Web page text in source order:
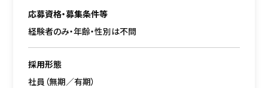
応募資格・募集条件等
経験者のみ・年齢・性別は不問
採用形態
社員（無期／有期）